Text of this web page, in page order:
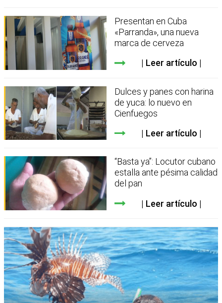
Presentan en Cuba
«Parranda», una nueva
marca de cerveza
Leer artículo
Dulces y panes con harina
de yuca: lo nuevo en
Cienfuegos
Leer artículo
“Basta ya”: Locutor cubano
estalla ante pésima calidad
del pan
Leer artículo